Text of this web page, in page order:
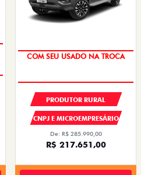
NOVA VERSÃO
PRODUTOR RURAL
CNPJ E MICROEMPRESÁRIO
De: R$ 285.990,00
R$ 217.651,00